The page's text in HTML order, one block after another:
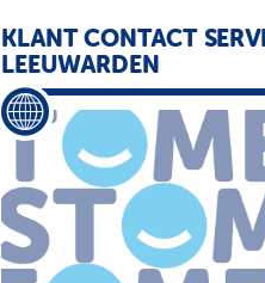
KLANT CONTACT
LEEUWARDEN